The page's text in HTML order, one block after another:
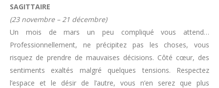
SAGITTAIRE
(23 novembre – 21 décembre)
Un mois de mars un peu compliqué vous attend…
Professionnellement, ne précipitez pas les choses, vous
risquez de prendre de mauvaises décisions. Côté cœur, des
sentiments exaltés malgré quelques tensions. Respectez
l’espace et le désir de l’autre, vous n’en serez que plus